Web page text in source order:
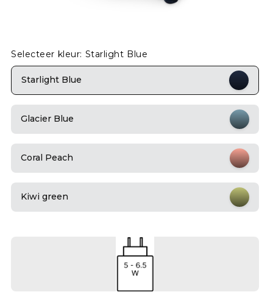
Selecteer kleur: Starlight Blue
Starlight Blue
Glacier Blue
Coral Peach
Kiwi green